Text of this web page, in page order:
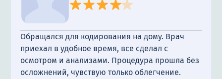
Обращался для кодирования на дому. Врач
приехал в удобное время, все сделал с
осмотром и анализами. Процедура прошла без
осложнений, чувствую только облегчение.